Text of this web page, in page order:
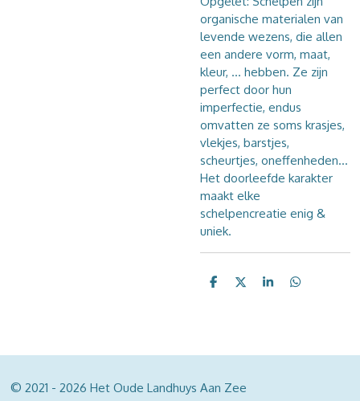
organische materialen van
levende wezens, die allen
een andere vorm, maat,
kleur, ... hebben. Ze zijn
perfect door hun
imperfectie, endus
omvatten ze soms krasjes,
vlekjes, barstjes,
scheurtjes, oneffenheden...
Het doorleefde karakter
maakt elke
schelpencreatie enig &
uniek.
D
D
S
D
© 2021 - 2026 Het Oude Landhuys Aan Zee